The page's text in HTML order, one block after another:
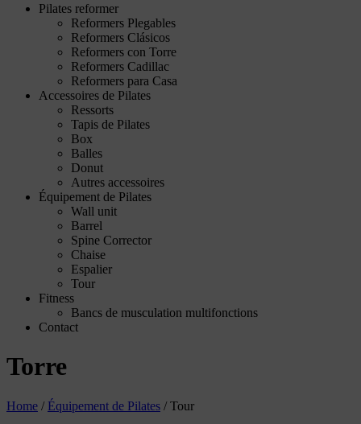
Pilates reformer
Reformers Plegables
Reformers Clásicos
Reformers con Torre
Reformers Cadillac
Reformers para Casa
Accessoires de Pilates
Ressorts
Tapis de Pilates
Box
Balles
Donut
Autres accessoires
Équipement de Pilates
Wall unit
Barrel
Spine Corrector
Chaise
Espalier
Tour
Fitness
Bancs de musculation multifonctions
Contact
Torre
Home / Équipement de Pilates / Tour